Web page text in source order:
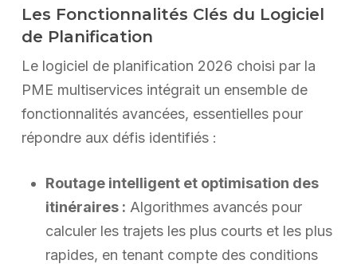
Les Fonctionnalités Clés du Logiciel
de Planification
Le logiciel de planification 2026 choisi par la
PME multiservices intégrait un ensemble de
fonctionnalités avancées, essentielles pour
répondre aux défis identifiés :
Routage intelligent et optimisation des
itinéraires : Algorithmes avancés pour
calculer les trajets les plus courts et les plus
rapides, en tenant compte des conditions